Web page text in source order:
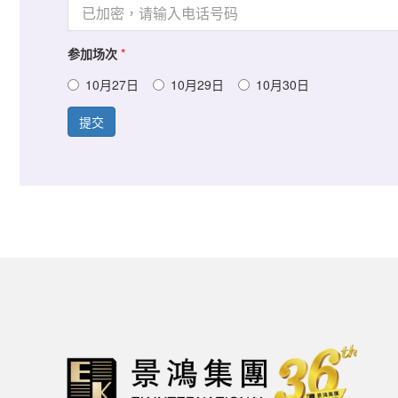
参加场次 *
10月27日
10月29日 10月30日
提交